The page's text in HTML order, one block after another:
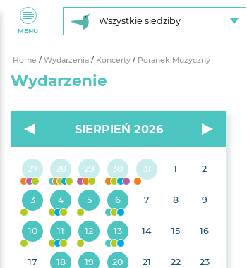
MENU
Wszystkie siedziby
Home / Wydarzenia / Koncerty / Poranek Muzyczny
Wydarzenie
SIERPIEŃ 2026
27 28 29 30 31 1 2
3 4 5 6 7 8 9
10 11 12 13 14 15 16
17 18 19 20 21 22 23